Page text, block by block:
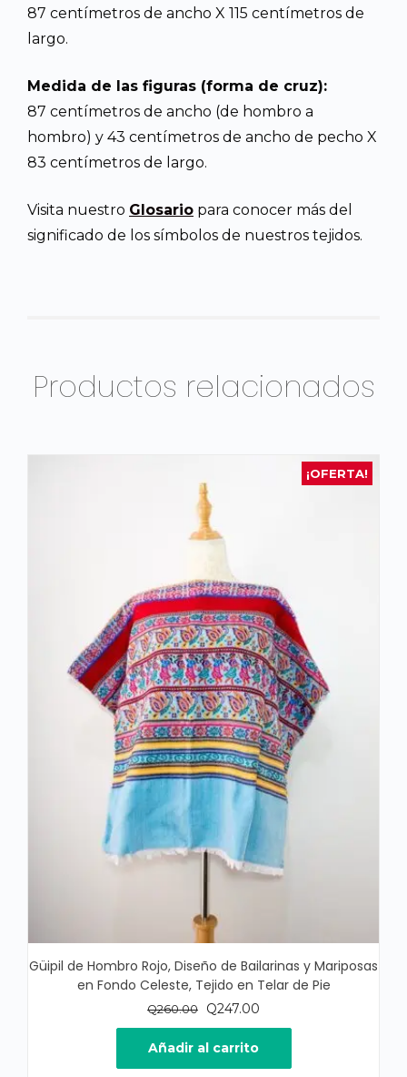
87 centímetros de ancho X 115 centímetros de
largo.
Medida de las figuras (forma de cruz):
87 centímetros de ancho (de hombro a
hombro) y 43 centímetros de ancho de pecho X
83 centímetros de largo.
Visita nuestro Glosario para conocer más del
significado de los símbolos de nuestros tejidos.
Productos relacionados
¡OFERTA!
Güipil de Hombro Rojo, Diseño de Bailarinas y Mariposas
en Fondo Celeste, Tejido en Telar de Pie
Q260.00
El
precio
original
era:
Q247.00
precio
es:
Añadir al carrito